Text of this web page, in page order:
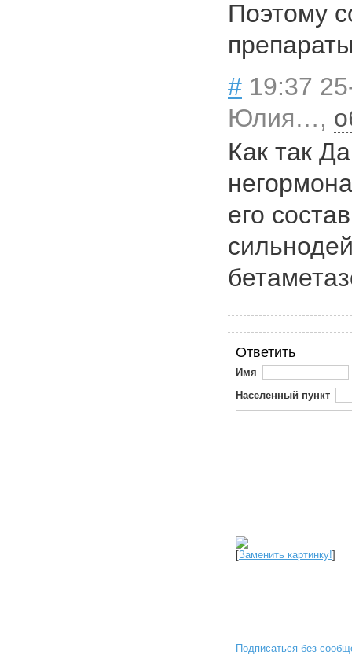
Поэтому
# 19:37
Юлия…,
Как так
его
Ответить
Имя
Населенный пункт
[Заменить картинку!]
Подписаться без